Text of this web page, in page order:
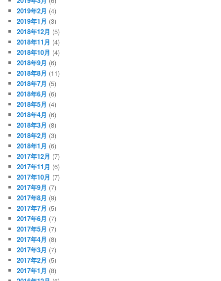
2019年2月 (4)
2019年1月 (3)
2018年12月 (5)
2018年11月 (4)
2018年10月 (4)
2018年9月 (6)
2018年8月 (11)
2018年7月 (5)
2018年6月 (6)
2018年5月 (4)
2018年4月 (6)
2018年3月 (8)
2018年2月 (3)
2018年1月 (6)
2017年12月 (7)
2017年11月 (6)
2017年10月 (7)
2017年9月 (7)
2017年8月 (9)
2017年7月 (5)
2017年6月 (7)
2017年5月 (7)
2017年4月 (8)
2017年3月 (7)
2017年2月 (5)
2017年1月 (8)